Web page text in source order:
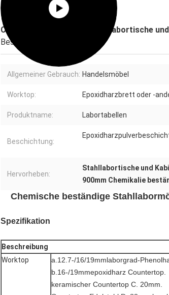
Stahllabortische und Kabinette
Chemische beständige Stahllabortische
Beschreibung
Allgemeiner Gebrauch: Handelsmöbel
Worktop: Epoxidharzbrett oder -
Produktname: Labortabellen
Beschichtung:
Hervorheben:
Stahllabortische und
900mm Chemikalie
Chemische beständige
Spezifikation
Beschreibung
Worktop
a.12.7-/16/19mmlaborgrad-
b.16-/19mmepoxidharz Countertop.
keramischer Countertop C. 20mm.